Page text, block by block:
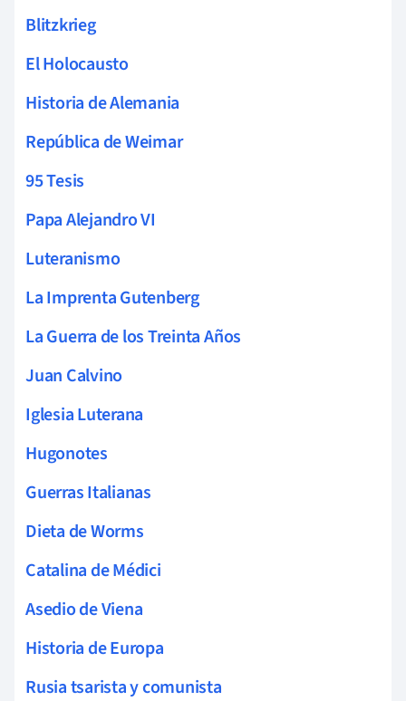
Blitzkrieg
El Holocausto
Historia de Alemania
República de Weimar
95 Tesis
Papa Alejandro VI
Luteranismo
La Imprenta Gutenberg
La Guerra de los Treinta Años
Juan Calvino
Iglesia Luterana
Hugonotes
Guerras Italianas
Dieta de Worms
Catalina de Médici
Asedio de Viena
Historia de Europa
Rusia tsarista y comunista